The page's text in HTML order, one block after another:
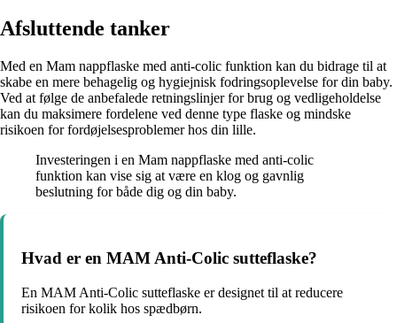
Afsluttende tanker
Med en Mam nappflaske med anti-colic funktion kan du bidrage til at
skabe en mere behagelig og hygiejnisk fodringsoplevelse for din baby.
Ved at følge de anbefalede retningslinjer for brug og vedligeholdelse
kan du maksimere fordelene ved denne type flaske og mindske
risikoen for fordøjelsesproblemer hos din lille.
Investeringen i en Mam nappflaske med anti-colic
funktion kan vise sig at være en klog og gavnlig
beslutning for både dig og din baby.
Hvad er en MAM Anti-Colic sutteflaske?
En MAM Anti-Colic sutteflaske er designet til at reducere
risikoen for kolik hos spædbørn.